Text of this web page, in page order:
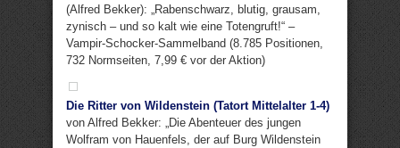
(Alfred Bekker): „Rabenschwarz, blutig, grausam,
zynisch – und so kalt wie eine Totengruft!“ –
Vampir-Schocker-Sammelband (8.785 Positionen,
732 Normseiten, 7,99 € vor der Aktion)
Die Ritter von Wildenstein (Tatort Mittelalter 1-4)
von Alfred Bekker: „Die Abenteuer des jungen
Wolfram von Hauenfels, der auf Burg Wildenstein